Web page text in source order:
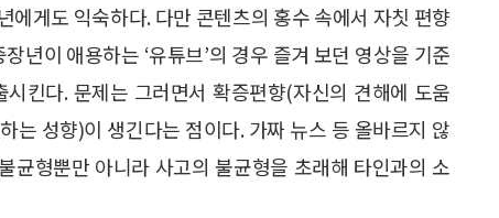
게도 익숙하다. 다만 콘텐츠의 홍수 속에서 자칫 편향
년이 애용하는 ‘유튜브’의 경우 즐겨 보던 영상을 기준
킨다. 문제는 그러면서 확증편향(자신의 견해에 도움
는 성향)이 생긴다는 점이다. 가짜 뉴스 등 올바르지 않
균형뿐만 아니라 사고의 불균형을 초래해 타인과의 소